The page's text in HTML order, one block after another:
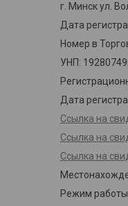
г. Минск ул.
Дата
Номер в
УНП:
Дата
Ссылка на
Ссылка на
Ссылка на
Режим